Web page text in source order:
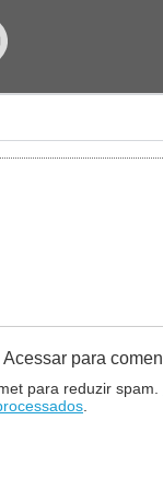
Acessar para
para reduzir spam.